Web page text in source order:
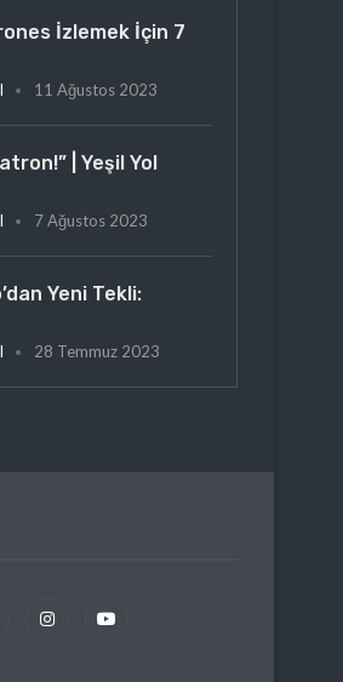
İzlemek İçin 7
11 Ağustos 2023
| Yeşil Yol
7 Ağustos 2023
Yeni Tekli:
28 Temmuz 2023